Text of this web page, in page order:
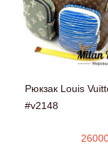
Рюкзак Louis
#v2148